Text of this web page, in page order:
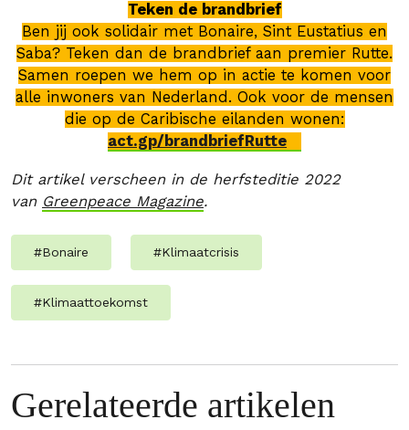
Teken de brandbrief
Ben jij ook solidair met Bonaire, Sint Eustatius en
Saba? Teken dan de brandbrief aan premier Rutte.
Samen roepen we hem op in actie te komen voor
alle inwoners van Nederland. Ook voor de mensen
die op de Caribische eilanden wonen:
act.gp/brandbriefRutte
Dit artikel verscheen in de herfsteditie 2022
van Greenpeace Magazine.
#Bonaire #Klimaatcrisis
#Klimaattoekomst
Gerelateerde artikelen